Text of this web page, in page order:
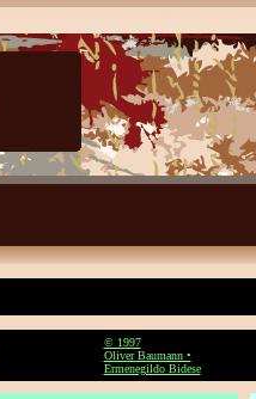
© 1997
Oliver Baumann •
Ermenegildo Bidese